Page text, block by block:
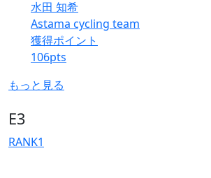
水田 知希
Astama cycling team
獲得ポイント
106pts
もっと見る
E3
RANK1